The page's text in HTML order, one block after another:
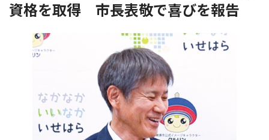
資格を取得 市長表敬で喜びを報告